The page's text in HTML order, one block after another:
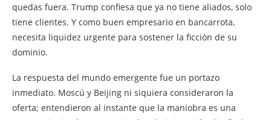
quedas fuera. Trump confiesa que ya no tiene aliados, solo
tiene clientes. Y como buen empresario en bancarrota,
necesita liquidez urgente para sostener la ficción de su
dominio.
La respuesta del mundo emergente fue un portazo
inmediato. Moscú y Beijing ni siquiera consideraron la
oferta; entendieron al instante que la maniobra es una